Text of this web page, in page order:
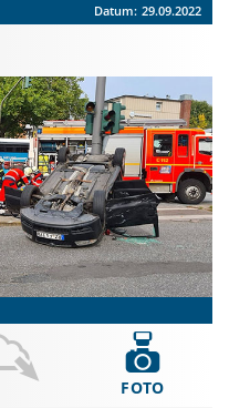
Datum: 29.09.2022
FOTO